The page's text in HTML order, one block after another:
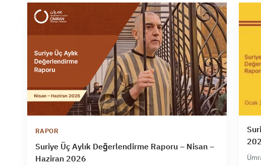
RAPOR
Suriye Üç Aylık Değerlendirme Raporu – Nisan –
Haziran 2026